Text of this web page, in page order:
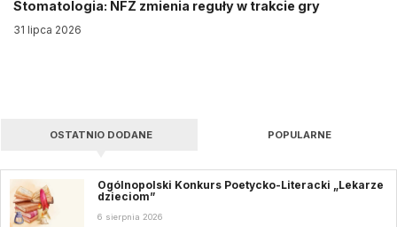
Stomatologia: NFZ zmienia reguły w trakcie gry
31 lipca 2026
OSTATNIO DODANE POPULARNE
Ogólnopolski Konkurs Poetycko-Literacki „Lekarze
dzieciom”
6 sierpnia 2026